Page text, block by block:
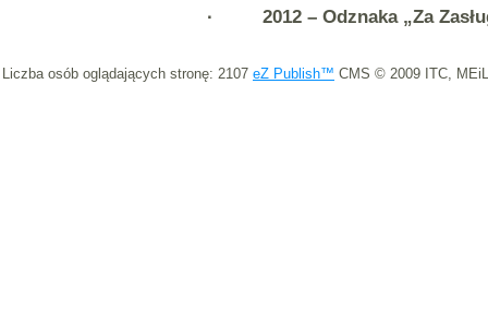
· 2012 – Odznaka „Za
Liczba osób oglądających stronę: 2107 eZ Publish™ CMS © 2009 ITC,